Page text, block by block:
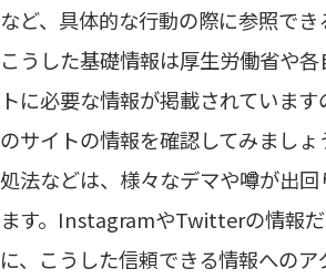
など、具体的な行動の際に参照でき
こうした基礎情報は厚生労働省や
トに必要な情報が掲載されていま
のサイトの情報を確認してみまし
処法などは、様々なデマや噂が出
ます。InstagramやTwitterの情報
に、こうした信頼できる情報への